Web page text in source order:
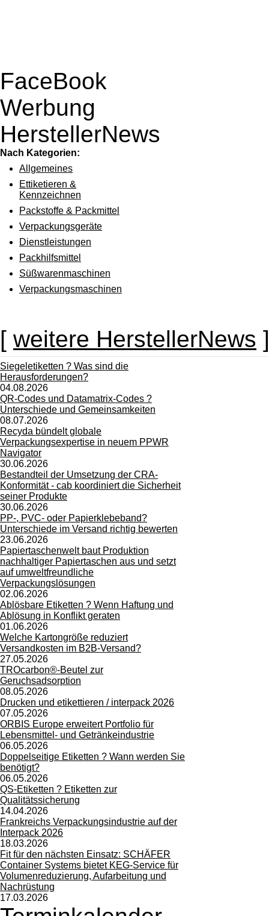
FaceBook
Werbung
HerstellerNews
Nach Kategorien:
Allgemeines
Ettiketieren &
Kennzeichnen
Packstoffe & Packmittel
Verpackungsgeräte
Dienstleistungen
Packhilfsmittel
Süßwarenmaschinen
Verpackungsmaschinen
[ weitere HerstellerNews
Siegeletiketten ? Was sind die
Herausforderungen?
04.08.2026
QR-Codes und Datamatrix-Codes ?
Unterschiede und Gemeinsamkeiten
08.07.2026
Recyda bündelt globale
Verpackungsexpertise in neuem PPWR
Navigator
30.06.2026
Bestandteil der Umsetzung der CRA-
Konformität - cab koordiniert die Sicherheit
seiner Produkte
30.06.2026
PP-, PVC- oder Papierklebeband?
Unterschiede im Versand richtig bewerten
23.06.2026
Papiertaschenwelt baut Produktion
nachhaltiger Papiertaschen aus und setzt
auf umweltfreundliche
Verpackungslösungen
02.06.2026
Ablösbare Etiketten ? Wenn Haftung und
Ablösung in Konflikt geraten
01.06.2026
Welche Kartongröße reduziert
Versandkosten im B2B-Versand?
27.05.2026
TROcarbon®-Beutel zur
Geruchsadsorption
08.05.2026
Drucken und etikettieren / interpack 2026
07.05.2026
ORBIS Europe erweitert Portfolio für
Lebensmittel- und Getränkeindustrie
06.05.2026
Doppelseitige Etiketten ? Wann werden Sie
benötigt?
06.05.2026
QS-Etiketten ? Etiketten zur
Qualitätssicherung
14.04.2026
Frankreichs Verpackungsindustrie auf der
Interpack 2026
18.03.2026
Fit für den nächsten Einsatz: SCHÄFER
Container Systems bietet KEG-Service für
Volumenreduzierung, Aufarbeitung und
Nachrüstung
17.03.2026